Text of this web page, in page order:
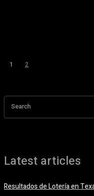
1 2
Search
Latest articles
Resultados de Lotería en